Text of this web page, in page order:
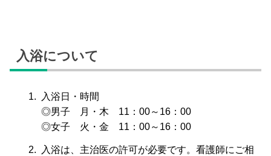
入浴について
入浴日・時間
◎男子 月・木 11：00～16：00
◎女子 火・金 11：00～16：00
入浴は、主治医の許可が必要です。看護師にご相